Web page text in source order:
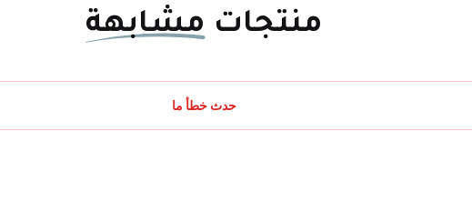
منتجات مشابهة
حدث خطأ ما